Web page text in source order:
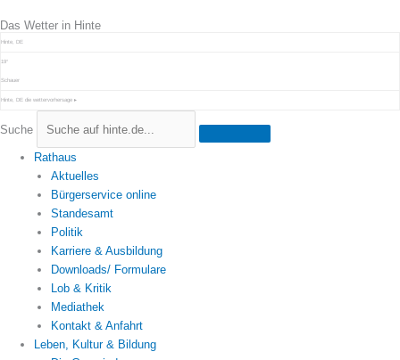
Inhalt
springen
Das Wetter in Hinte
Hinte, DE
19°
Schauer
Hinte, DE die wettervorhersage ▸
Suche
Rathaus
Aktuelles
Bürgerservice online
Standesamt
Politik
Karriere & Ausbildung
Downloads/ Formulare
Lob & Kritik
Mediathek
Kontakt & Anfahrt
Leben, Kultur & Bildung